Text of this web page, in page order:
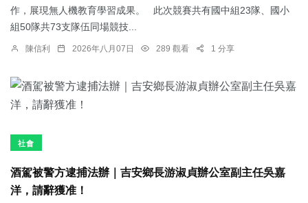
作，展現無人機教育學習成果。 此次競賽共有國中組23隊、國小
組50隊共73支隊伍同場競技...
陳信利 2026年八月07日 289 觀看 1 分享
社會
酒駕被警方逮捕法辦｜吉安鄉長游淑貞辦公室副主任吳嘉
洋，請辭獲准！